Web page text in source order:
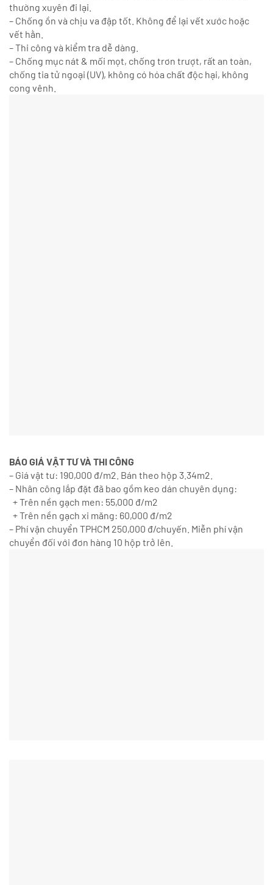
thường xuyên đi lại.
– Chống ồn và chịu va đập tốt. Không để lại vết xước hoặc
vết hằn.
– Thi công và kiểm tra dễ dàng.
– Chống mục nát & mối mọt, chống trơn trượt, rất an toàn,
chống tia tử ngoại (UV), không có hóa chất độc hại, không
cong vênh.
BÁO GIÁ VẬT TƯ VÀ THI CÔNG
– Giá vật tư: 190,000 đ/m2. Bán theo hộp 3.34m2.
– Nhân công lắp đặt đã bao gồm keo dán chuyên dụng:
+ Trên nền gạch men: 55,000 đ/m2
+ Trên nền gạch xi măng: 60,000 đ/m2
– Phí vận chuyển TPHCM 250,000 đ/chuyến. Miễn phí vận
chuyển đối với đơn hàng 10 hộp trở lên.